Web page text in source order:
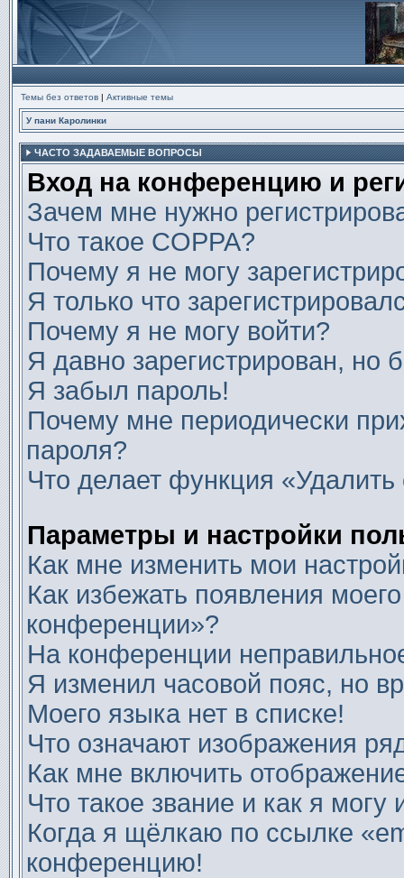
Темы без ответов | Активные темы
У пани Каролинки
ЧАСТО ЗАДАВАЕМЫЕ ВОПРОСЫ
Вход на конференцию и
Зачем мне нужно
Что такое COPPA?
Почему я не могу
Я только что
Почему я не могу войти?
Я давно зарегистрирован, но
Я забыл пароль!
Почему мне периодически
пароля?
Что делает функция
Параметры и настройки
Как мне изменить мои
Как избежать появления
конференции»?
На конференции
Я изменил часовой пояс, но
Моего языка нет в списке!
Что означают изображения
Как мне включить
Что такое звание и как я могу
Когда я щёлкаю по ссылке
конференцию!